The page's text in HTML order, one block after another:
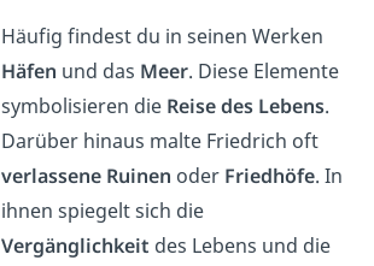
Häufig findest du in seinen Werken
Häfen und das Meer. Diese Elemente
symbolisieren die Reise des Lebens.
Darüber hinaus malte Friedrich oft
verlassene Ruinen oder Friedhöfe. In
ihnen spiegelt sich die
Vergänglichkeit des Lebens und die